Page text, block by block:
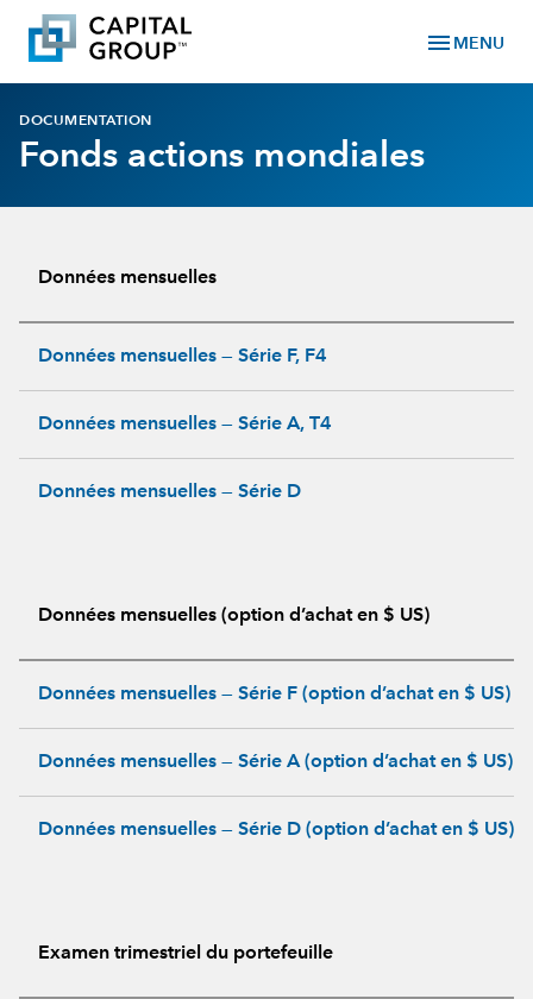
menu MENU
DOCUMENTATION
Fonds actions mondiales
Données mensuelles
Données mensuelles — Série F, F4
Données mensuelles — Série A, T4
Données mensuelles — Série D
Données mensuelles (option d’achat en $ US)
Données mensuelles — Série F (option d’achat en $ US)
Données mensuelles — Série A (option d’achat en $ US)
Données mensuelles — Série D (option d’achat en $ US)
Examen trimestriel du portefeuille